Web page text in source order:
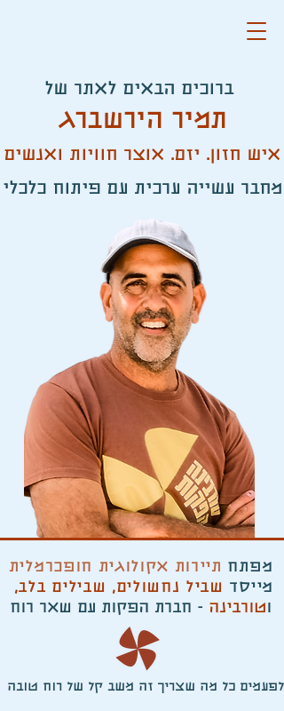
ברוכים הבאים לאתר של
תמיר הירשברג
איש חזון. יזם. אוצר חוויות ואנשים
מחבר עשייה ערכית עם פיתוח כלכלי
מפתח תיירות אקולוגית חופכרמלית
מייסד שביל נחשולים, שבילים בלב,
וטורבינה - חברת הפקות עם שאר רוח
לפעמים כל מה שצריך זה משב קל של רוח טובה